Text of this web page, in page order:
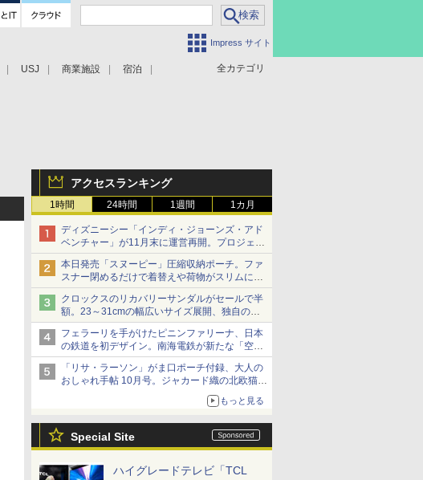
Impress サイト
全カテゴリ
USJ 商業施設 宿泊
アクセスランキング
1時間 24時間 1週間 1カ月
ディズニーシー「インディ・ジョーンズ・アド
ベンチャー」が11月末に運営再開。プロジェク
ションマッピングを追加、DPAは1500円
本日発売「スヌーピー」圧縮収納ポーチ。ファ
スナー閉めるだけで着替えや荷物がスリムにま
とまる
クロックスのリカバリーサンダルがセールで半
額。23～31cmの幅広いサイズ展開、独自のク
ッション素材を採用
フェラーリを手がけたピニンファリーナ、日本
の鉄道を初デザイン。南海電鉄が新たな「空港
特急」をなにわ筋線へ導入
「リサ・ラーソン」がま口ポーチ付録、大人の
おしゃれ手帖 10月号。ジャカード織の北欧猫デ
もっと見る
Special Site
ハイグレードテレビ「TCL